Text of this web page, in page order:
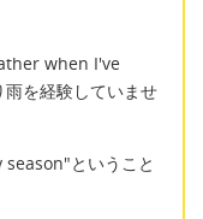
when I've
を経験していませ
ということ